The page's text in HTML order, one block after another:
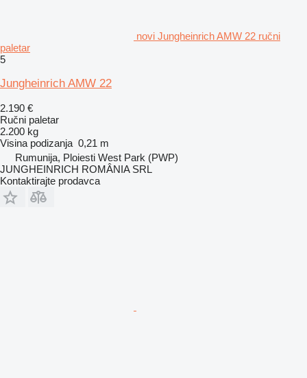
novi Jungheinrich AMW 22 ručni
paletar
5
Jungheinrich AMW 22
2.190 €
Ručni paletar
2.200 kg
Visina podizanja 0,21 m
Rumunija, Ploiesti West Park (PWP)
JUNGHEINRICH ROMÂNIA SRL
Kontaktirajte prodavca